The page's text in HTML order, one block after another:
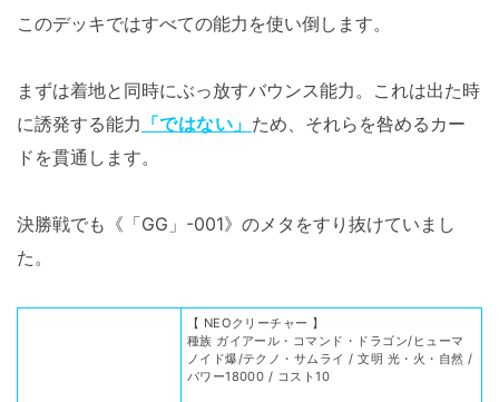
このデッキではすべての能力を使い倒します。
まずは着地と同時にぶっ放すバウンス能力。これは出た時
に誘発する能力 「ではない」 ため、それらを咎めるカー
ドを貫通します。
決勝戦でも《「GG」-001》のメタをすり抜けていまし
た。
【 NEOクリーチャー 】
種族 ガイアール・コマンド・ドラゴン/ヒューマ
ノイド爆/テクノ・サムライ / 文明 光・火・自然 /
パワー18000 / コスト10